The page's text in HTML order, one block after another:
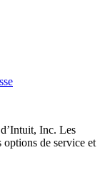
Inc. Les
de service et